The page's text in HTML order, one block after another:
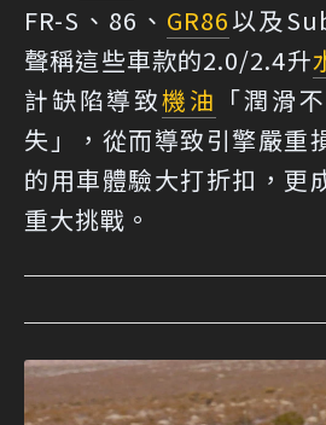
FR-S、86、 GR86以及
聲稱這些車款的2.0/2.4升
計缺陷導致機油 「潤滑
失」，從而導致引擎嚴重
的用車體驗大打折扣，更
重大挑戰。